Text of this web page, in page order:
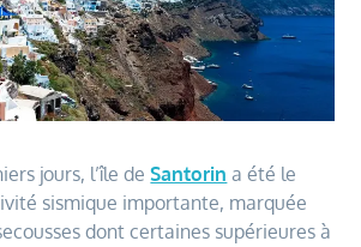
jours, l’île deSantorin a été le
sismique importante, marquée
dont certaines supérieures à